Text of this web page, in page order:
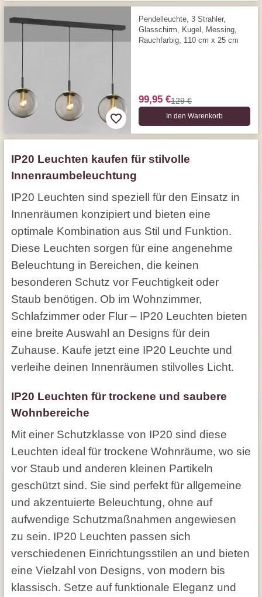
Pendelleuchte, 3 Strahler,
Glasschirm, Kugel, Messing,
Rauchfarbig, 110 cm x 25 cm
99,95 €129 €
In den Warenkorb
IP20 Leuchten kaufen für stilvolle
Innenraumbeleuchtung
IP20 Leuchten sind speziell für den Einsatz in
Innenräumen konzipiert und bieten eine
optimale Kombination aus Stil und Funktion.
Diese Leuchten sorgen für eine angenehme
Beleuchtung in Bereichen, die keinen
besonderen Schutz vor Feuchtigkeit oder
Staub benötigen. Ob im Wohnzimmer,
Schlafzimmer oder Flur – IP20 Leuchten bieten
eine breite Auswahl an Designs für dein
Zuhause. Kaufe jetzt eine IP20 Leuchte und
verleihe deinen Innenräumen stilvolles Licht.
IP20 Leuchten für trockene und saubere
Wohnbereiche
Mit einer Schutzklasse von IP20 sind diese
Leuchten ideal für trockene Wohnräume, wo sie
vor Staub und anderen kleinen Partikeln
geschützt sind. Sie sind perfekt für allgemeine
und akzentuierte Beleuchtung, ohne auf
aufwendige Schutzmaßnahmen angewiesen
zu sein. IP20 Leuchten passen sich
verschiedenen Einrichtungsstilen an und bieten
eine Vielzahl von Designs, von modern bis
klassisch. Setze auf funktionale Eleganz und